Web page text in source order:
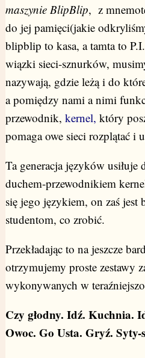
maszynie BlipBlip, z
do jej pamięci(jakie
blipblip to kasa, a tamta to
wiązki sieci-sznurków,
nazywają, gdzie leżą i do
a pomiędzy nami a nimi
przewodnik, kernel, który
pomaga owe sieci rozplątać i
Ta generacja języków usiłuje
duchem-przewodnikiem
się jego językiem, on zaś jest
studentom, co zrobić.
Przekładając to na jeszcze
otrzymujemy proste zestawy
wykonywanych w
Czy głodny. Idź. Kuchnia.
Owoc. Go Usta. Gryź.